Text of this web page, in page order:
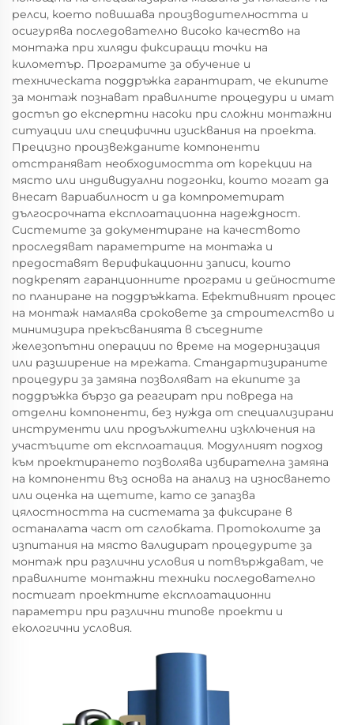
релси, което повишава производителността и
осигурява последователно високо качество на
монтажа при хиляди фиксиращи точки на
километър. Програмите за обучение и
техническата поддръжка гарантират, че екипите
за монтаж познават правилните процедури и имат
достъп до експертни насоки при сложни монтажни
ситуации или специфични изисквания на проекта.
Прецизно произвежданите компоненти
отстраняват необходимостта от корекции на
място или индивидуални подгонки, които могат да
внесат вариабилност и да компрометират
дългосрочната експлоатационна надеждност.
Системите за документиране на качеството
проследяват параметрите на монтажа и
предоставят верификационни записи, които
подкрепят гаранционните програми и дейностите
по планиране на поддръжката. Ефективният процес
на монтаж намалява сроковете за строителство и
минимизира прекъсванията в съседните
железопътни операции по време на модернизация
или разширение на мрежата. Стандартизираните
процедури за замяна позволяват на екипите за
поддръжка бързо да реагират при повреда на
отделни компоненти, без нужда от специализирани
инструменти или продължителни изключения на
участъците от експлоатация. Модулният подход
към проектирането позволява избирателна замяна
на компоненти въз основа на анализ на износването
или оценка на щетите, като се запазва
цялостността на системата за фиксиране в
останалата част от сглобката. Протоколите за
изпитания на място валидират процедурите за
монтаж при различни условия и потвърждават, че
правилните монтажни техники последователно
постигат проектните експлоатационни
параметри при различни типове проекти и
екологични условия.